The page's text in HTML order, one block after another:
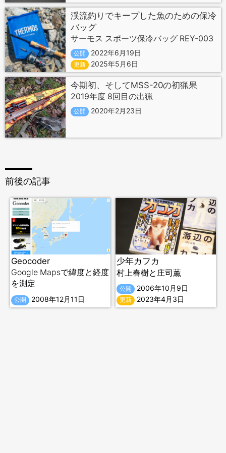
渓流釣りでキープした魚のための保冷
バッグ
サーモス スポーツ保冷バッグ REY-003
公開 2022年6月19日
更新 2025年5月6日
今期初、そしてMSS-20の初猟果
2019年度 8回目の出猟
公開 2020年2月23日
前後の記事
Geocoder
Google Mapsで緯度と経度
を測定
公開 2008年12月11日
少年カフカ
村上春樹と庄司薫
公開 2006年10月9日
更新 2023年4月3日